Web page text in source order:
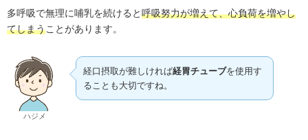
多呼吸で無理に哺乳を続けると 呼吸努力が増えて、心負荷を増やし
てしまうことがあります。
ハジメ
経口摂取が難しければ経胃チューブを使用す
ることも大切ですね。